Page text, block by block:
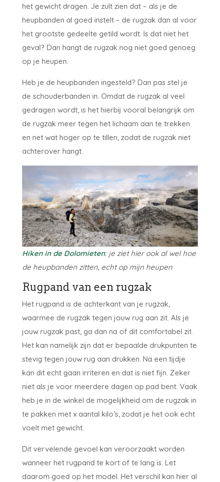
het gewicht dragen. Je zult zien dat – als je de
heupbanden al goed instelt – de rugzak dan al voor
het grootste gedeelte getild wordt. Is dat niet het
geval? Dan hangt de rugzak nog niet goed genoeg
op je heupen.
Heb je de heupbanden ingesteld? Dan pas stel je
de schouderbanden in. Omdat de rugzak al veel
gedragen wordt, is het hierbij vooral belangrijk om
de rugzak meer tegen het lichaam aan te trekken
en net wat hoger op te tillen, zodat de rugzak niet
achterover hangt.
Hiken in de Dolomieten: je ziet hier ook al wel hoe
de heupbanden zitten, echt op mijn heupen
Rugpand van een rugzak
Het rugpand is de achterkant van je rugzak,
waarmee de rugzak tegen jouw rug aan zit. Als je
jouw rugzak past, ga dan na of dit comfortabel zit.
Het kan namelijk zijn dat er bepaalde drukpunten te
stevig tegen jouw rug aan drukken. Na een tijdje
kan dit echt gaan irriteren en dat is niet fijn. Zeker
niet als je voor meerdere dagen op pad bent. Vaak
heb je in de winkel de mogelijkheid om de rugzak in
te pakken met x aantal kilo’s, zodat je het ook echt
voelt met gewicht.
Dit vervelende gevoel kan veroorzaakt worden
wanneer het rugpand te kort of te lang is. Let
daarom goed op het model. Het verschil kan hier al